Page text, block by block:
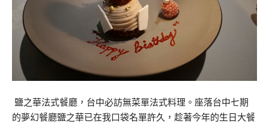
​ 鹽之華法式餐廳，台中必訪無菜單法式料理。座落台中七期
的夢幻餐廳鹽之華已在我口袋名單許久，趁著今年的生日大餐